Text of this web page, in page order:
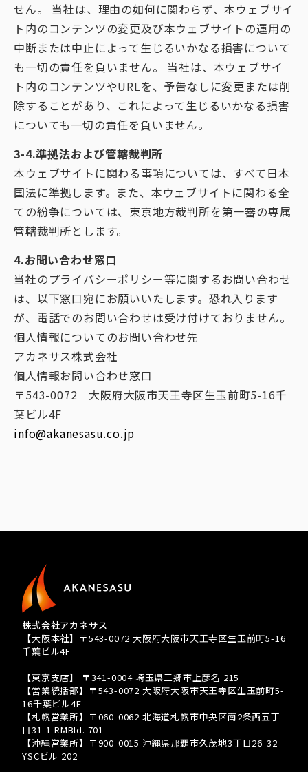
せん。 当社は、理由の如何に関わらず、本ウェブサイ
ト内のコンテンツの変更及び本ウェブサイトの運用の
中断または中止によって生じるいかなる損害について
も一切の責任を負いません。 当社は、本ウェブサイ
ト内のコンテンツやURLを、予告なしに変更または削
除することがあり、これによって生じるいかなる損害
についても一切の責任を負いません。
3-4.準拠法および管轄裁判所
本ウェブサイトに関わる事項については、すべて日本
国法に準拠します。また、本ウェブサイトに関わる全
ての紛争については、東京地方裁判所を第一審の専属
管轄裁判所とします。
4.お問い合わせ窓口
当社のプライバシーポリシー等に関するお問い合わせ
は、以下窓口宛にお願いいたします。恐れ入ります
が、電話でのお問い合わせは受け付けておりません。
個人情報についてのお問い合わせ先
アカネサス株式会社
個人情報お問い合わせ窓口
〒543-0072 大阪府大阪市天王寺区生玉前町5-16千
葉ビル4F
info@akanesasu.co.jp
株式会社アカネサス
【大阪本社】〒543-0072 大阪府大阪市天王寺区生玉前町5-16
千葉ビル4F
【東京支店】 〒341-0004 埼玉県三郷市上彦名 215
【営業統括部】〒543-0072 大阪府大阪市天王寺区生玉前町5-
16千葉ビル4F
【札幌営業所】〒060-0062 北海道札幌市中央区南2条西五丁
目31-1 RMBld. 701
【沖縄営業所】〒900-0015 沖縄県那覇市久茂地3丁目26-32
YSCビル 202